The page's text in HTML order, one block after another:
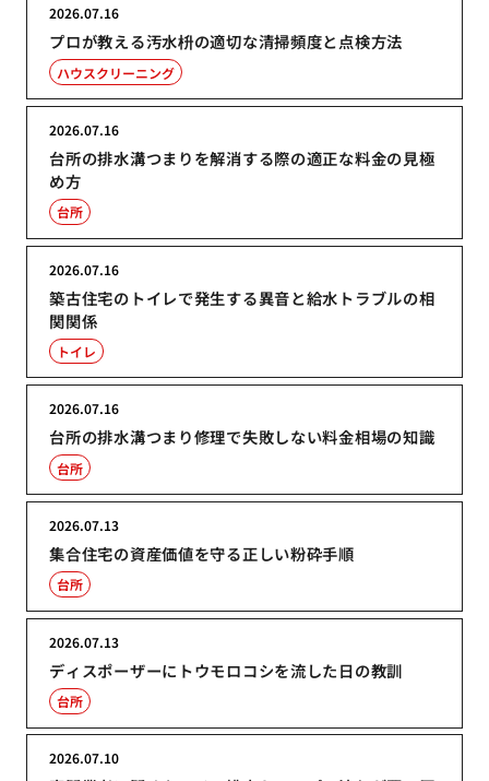
プロが教える汚水枡の適切な清掃頻度と点検方法
2026.07.16
ハウスクリーニング
台所の排水溝つまりを解消する際の適正な料金の見極
め方
2026.07.16
台所
築古住宅のトイレで発生する異音と給水トラブルの相
関関係
2026.07.16
トイレ
台所の排水溝つまり修理で失敗しない料金相場の知識
2026.07.16
台所
集合住宅の資産価値を守る正しい粉砕手順
2026.07.13
台所
ディスポーザーにトウモロコシを流した日の教訓
2026.07.13
台所
2026.07.10